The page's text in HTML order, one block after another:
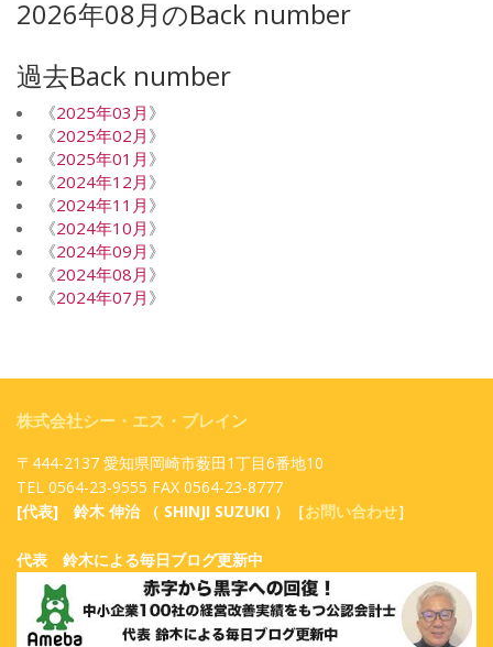
2026年08月のBack number
過去Back number
《2025年03月 》
《2025年02月 》
《2025年01月 》
《2024年12月 》
《2024年11月 》
《2024年10月 》
《2024年09月 》
《2024年08月 》
《2024年07月 》
株式会社シー・エス・ブレイン
〒444-2137 愛知県岡崎市薮田1丁目6番地10
TEL 0564-23-9555 FAX 0564-23-8777
[代表] 鈴木 伸治 （ SHINJI SUZUKI ）［お問い合わせ］
代表 鈴木による毎日ブログ更新中